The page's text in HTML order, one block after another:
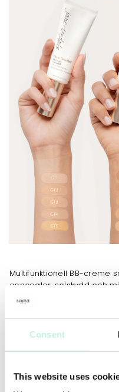
Consent
This website uses
Multifunktionell BB-creme
concealer, solskydd och
som anpassar sig efter
blemmor, minimerar
grapefrukt och äpple ger
pigmenteringar och gör